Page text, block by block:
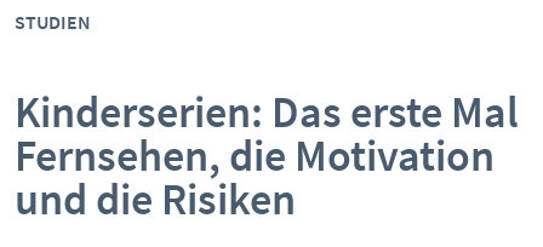
STUDIEN
Kinderserien: Das erste Mal
Fernsehen, die Motivation
und die Risiken